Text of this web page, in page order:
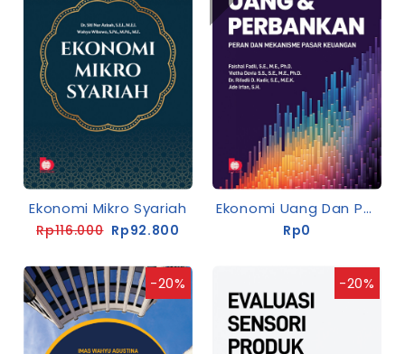
Ekonomi Mikro Syariah
Rp116.000 Rp92.800
Ekonomi Uang Dan Perbankan: Peran Dan Mekanisme Pasar Keuangan
Rp0
-20% -20%